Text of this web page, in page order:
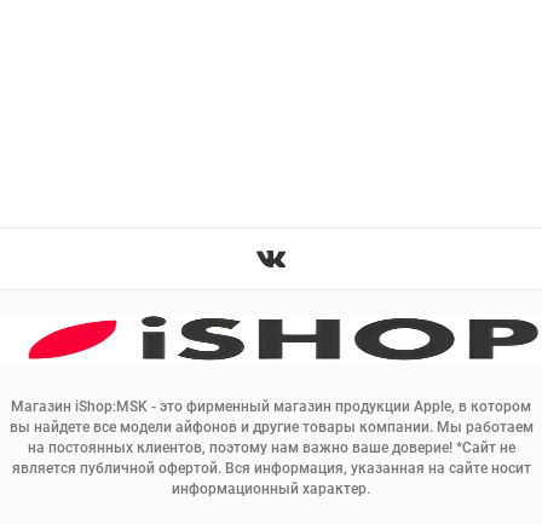
Магазин iShop:MSK - это фирменный магазин продукции Apple, в котором
вы найдете все модели айфонов и другие товары компании. Мы работаем
на постоянных клиентов, поэтому нам важно ваше доверие! *Сайт не
является публичной офертой. Вся информация, указанная на сайте носит
информационный характер.